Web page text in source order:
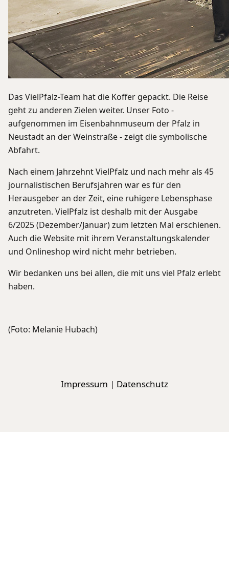
Das VielPfalz-Team hat die Koffer gepackt. Die Reise
geht zu anderen Zielen weiter. Unser Foto -
aufgenommen im Eisenbahnmuseum der Pfalz in
Neustadt an der Weinstraße - zeigt die symbolische
Abfahrt.
Nach einem Jahrzehnt VielPfalz und nach mehr als 45
journalistischen Berufsjahren war es für den
Herausgeber an der Zeit, eine ruhigere Lebensphase
anzutreten. VielPfalz ist deshalb mit der Ausgabe
6/2025 (Dezember/Januar) zum letzten Mal erschienen.
Auch die Website mit ihrem Veranstaltungskalender
und Onlineshop wird nicht mehr betrieben.
Wir bedanken uns bei allen, die mit uns viel Pfalz erlebt
haben.
(Foto: Melanie Hubach)
Impressum | Datenschutz